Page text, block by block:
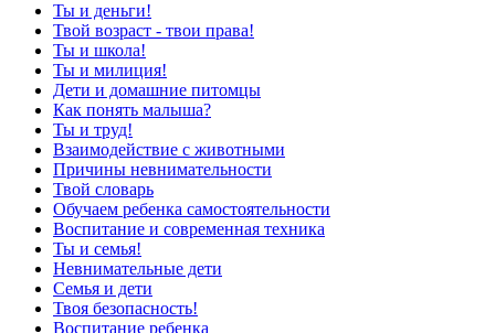
Ты и деньги!
Твой возраст - твои права!
Ты и школа!
Ты и милиция!
Дети и домашние питомцы
Как понять малыша?
Ты и труд!
Взаимодействие с животными
Причины невнимательности
Твой словарь
Обучаем ребенка самостоятельности
Воспитание и современная техника
Ты и семья!
Невнимательные дети
Семья и дети
Твоя безопасность!
Воспитание ребенка